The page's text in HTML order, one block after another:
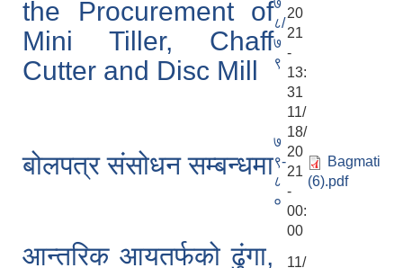
the Procurement of
Mini Tiller, Chaff
Cutter and Disc Mill
८/
७
९
20
21
-
13:
31
बोलपत्र संसोधन सम्बन्धमा
७
९-
८
०
11/
18/
20
21
-
00:
00
Bagmati
(6).pdf
आन्तरिक आयतर्फको ढुंगा,
11/